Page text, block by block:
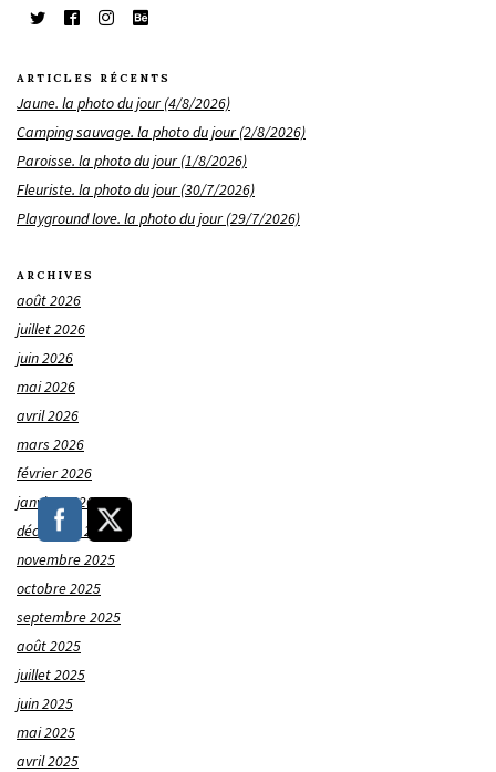
ARTICLES RÉCENTS
Jaune. la photo du jour (4/8/2026)
Camping sauvage. la photo du jour (2/8/2026)
Paroisse. la photo du jour (1/8/2026)
Fleuriste. la photo du jour (30/7/2026)
Playground love. la photo du jour (29/7/2026)
ARCHIVES
août 2026
juillet 2026
juin 2026
mai 2026
avril 2026
mars 2026
février 2026
janvier 2026
décembre 2025
novembre 2025
octobre 2025
septembre 2025
août 2025
juillet 2025
juin 2025
mai 2025
avril 2025